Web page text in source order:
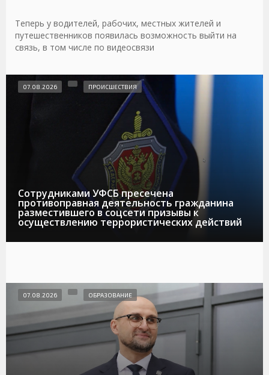
Теперь у водителей, рабочих, местных жителей и
путешественников появилась возможность выйти на
связь, в том числе по видеосвязи
Сотрудниками УФСБ пресечена
противоправная деятельность гражданина
разместившего в соцсети призывы к
осуществлению террористических действий
07.08.2026 ПРОИСШЕСТВИЯ
07.08.2026 ОБРАЗОВАНИЕ